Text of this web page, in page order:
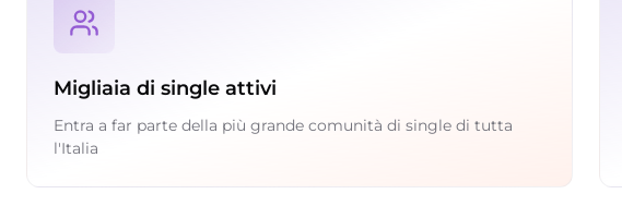
Migliaia di single attivi
Entra a far parte della più grande comunità di single di tutta
l'Italia